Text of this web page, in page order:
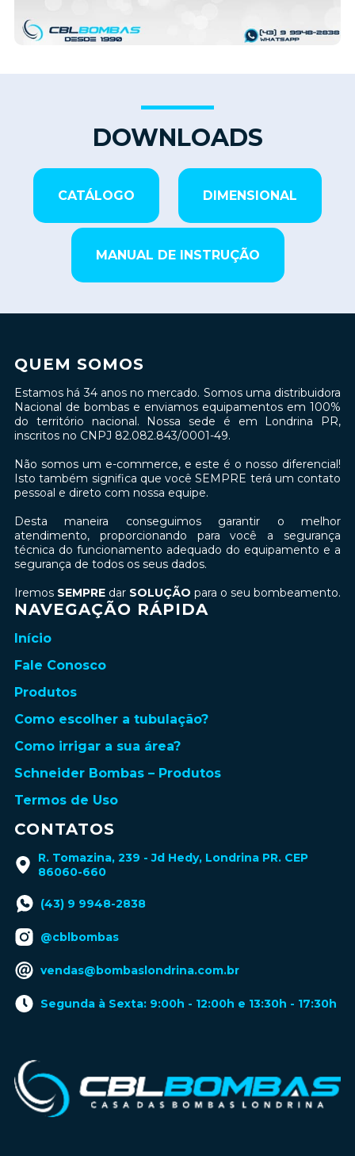
DOWNLOADS
CATÁLOGO DIMENSIONAL
MANUAL DE INSTRUÇÃO
QUEM SOMOS
Estamos há 34 anos no mercado. Somos uma distribuidora
Nacional de bombas e enviamos equipamentos em 100%
do território nacional. Nossa sede é em Londrina PR,
inscritos no CNPJ 82.082.843/0001-49.
Não somos um e-commerce, e este é o nosso diferencial!
Isto também significa que você SEMPRE terá um contato
pessoal e direto com nossa equipe.
Desta maneira conseguimos garantir o melhor
atendimento, proporcionando para você a segurança
técnica do funcionamento adequado do equipamento e a
segurança de todos os seus dados.
Iremos SEMPRE dar SOLUÇÃO para o seu bombeamento.
NAVEGAÇÃO RÁPIDA
Início
Fale Conosco
Produtos
Como escolher a tubulação?
Como irrigar a sua área?
Schneider Bombas – Produtos
Termos de Uso
CONTATOS
R. Tomazina, 239 - Jd Hedy, Londrina PR. CEP
86060-660
(43) 9 9948-2838
@cblbombas
vendas@bombaslondrina.com.br
Segunda à Sexta: 9:00h - 12:00h e 13:30h - 17:30h